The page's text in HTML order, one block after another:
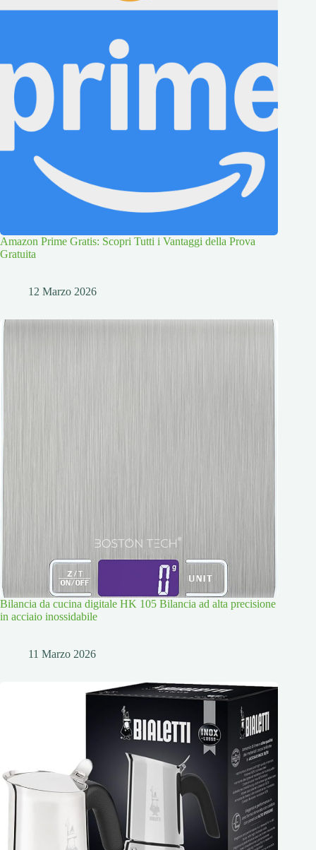
Amazon Prime Gratis: Scopri Tutti i Vantaggi della Prova
Gratuita
12 Marzo 2026
Bilancia da cucina digitale HK 105 Bilancia ad alta precisione
in acciaio inossidabile
11 Marzo 2026